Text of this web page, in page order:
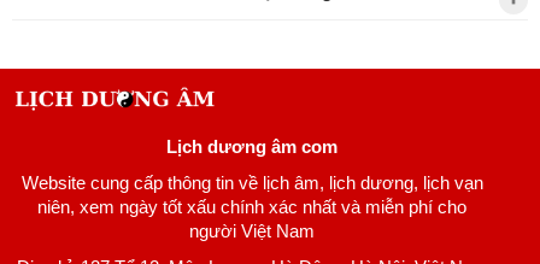
Lịch dương âm com
Website cung cấp thông tin về lịch âm, lịch dương, lịch vạn
niên, xem ngày tốt xấu chính xác nhất và miễn phí cho
người Việt Nam